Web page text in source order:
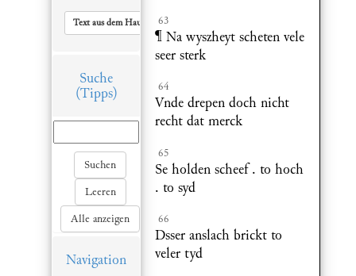
Text aus dem Hauptfenster in Zwischenablage kopieren
Suche
(Tipps)
Suchen
Leeren
Alle anzeigen
Navigation
63
¶ Na wyszheyt scheten vele
seer sterk
64
Vnde drepen doch nicht
recht dat merck
65
Se holden scheef . to hoch
. to syd
66
Dsser anslach brickt to
veler tyd